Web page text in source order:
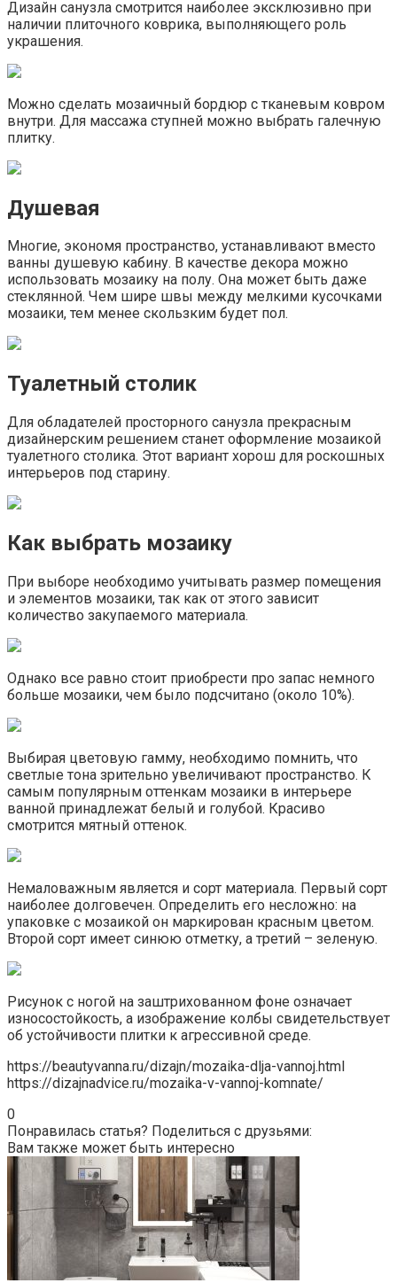
Дизайн санузла смотрится наиболее эксклюзивно при
наличии плиточного коврика, выполняющего роль
украшения.
Можно сделать мозаичный бордюр с тканевым ковром
внутри. Для массажа ступней можно выбрать галечную
плитку.
Душевая
Многие, экономя пространство, устанавливают вместо
ванны душевую кабину. В качестве декора можно
использовать мозаику на полу. Она может быть даже
стеклянной. Чем шире швы между мелкими кусочками
мозаики, тем менее скользким будет пол.
Туалетный столик
Для обладателей просторного санузла прекрасным
дизайнерским решением станет оформление мозаикой
туалетного столика. Этот вариант хорош для роскошных
интерьеров под старину.
Как выбрать мозаику
При выборе необходимо учитывать размер помещения
и элементов мозаики, так как от этого зависит
количество закупаемого материала.
Однако все равно стоит приобрести про запас немного
больше мозаики, чем было подсчитано (около 10%).
Выбирая цветовую гамму, необходимо помнить, что
светлые тона зрительно увеличивают пространство. К
самым популярным оттенкам мозаики в интерьере
ванной принадлежат белый и голубой. Красиво
смотрится мятный оттенок.
Немаловажным является и сорт материала. Первый сорт
наиболее долговечен. Определить его несложно: на
упаковке с мозаикой он маркирован красным цветом.
Второй сорт имеет синюю отметку, а третий – зеленую.
Рисунок с ногой на заштрихованном фоне означает
износостойкость, а изображение колбы свидетельствует
об устойчивости плитки к агрессивной среде.
https://beautyvanna.ru/dizajn/mozaika-dlja-vannoj.html
https://dizajnadvice.ru/mozaika-v-vannoj-komnate/
0
Понравилась статья? Поделиться с друзьями:
Вам также может быть интересно